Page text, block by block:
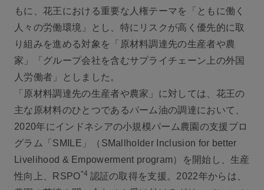
もに、花王における重要な人権テーマを「ともに働く
人々の労働環境」とし、特にリスクが高く優先的に取
り組みを進める対象を「原材料調達先の生産者や農
家」「グループ会社を含むサプライチェーン上の外国
人労働者」としました。
「原材料調達先の生産者や農家」に対しては、花王の
主な原材料のひとつであるパーム油の調達において、
2020年にインドネシアの小規模パーム農園の支援プロ
グラム「SMILE」（SMallholder Inclusion for better
Livelihood & Empowerment program）を開始し、生産
性向上、RSPO*4 認証の取得を支援。2022年からは、